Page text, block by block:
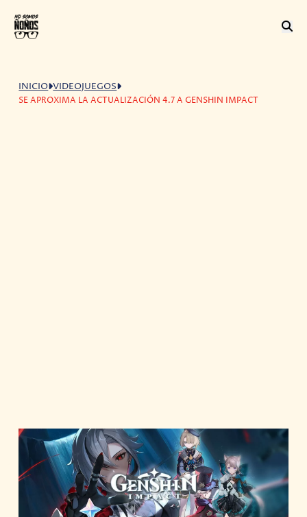
INICIO VIDEOJUEGOS
SE APROXIMA LA ACTUALIZACIÓN 4.7 A GENSHIN IMPACT